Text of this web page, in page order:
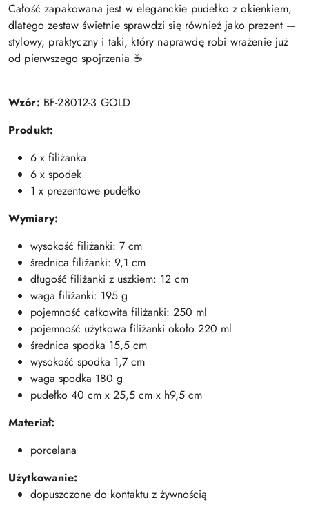
Całość zapakowana jest w eleganckie pudełko z okienkiem,
dlatego zestaw świetnie sprawdzi się również jako prezent —
stylowy, praktyczny i taki, który naprawdę robi wrażenie już
od pierwszego spojrzenia ☕
Wzór: BF-28012-3 GOLD
Produkt:
6 x filiżanka
6 x spodek
1 x prezentowe pudełko
Wymiary:
wysokość filiżanki: 7 cm
średnica filiżanki: 9,1 cm
długość filiżanki z uszkiem: 12 cm
waga filiżanki: 195 g
pojemność całkowita filiżanki: 250 ml
pojemność użytkowa filiżanki około 220 ml
średnica spodka 15,5 cm
wysokość spodka 1,7 cm
waga spodka 180 g
pudełko 40 cm x 25,5 cm x h9,5 cm
Materiał:
porcelana
Użytkowanie:
dopuszczone do kontaktu z żywnością